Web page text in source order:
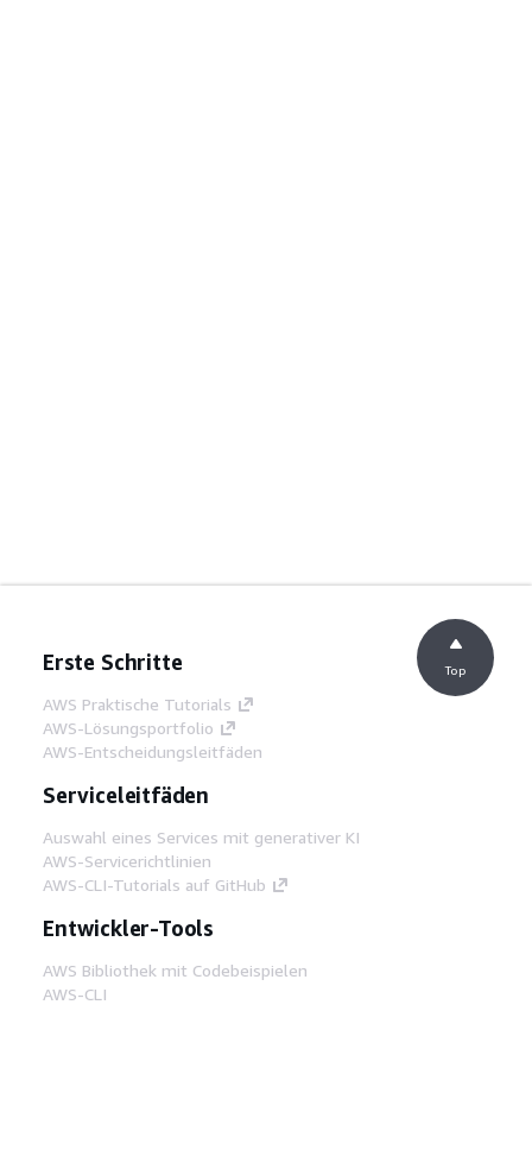
Erste Schritte
AWS Praktische Tutorials
AWS-Lösungsportfolio
AWS-Entscheidungsleitfäden
Serviceleitfäden
Auswahl eines Services mit generativer KI
AWS-Servicerichtlinien
AWS-CLI-Tutorials auf GitHub
Entwickler-Tools
AWS Bibliothek mit Codebeispielen
AWS-CLI
Top